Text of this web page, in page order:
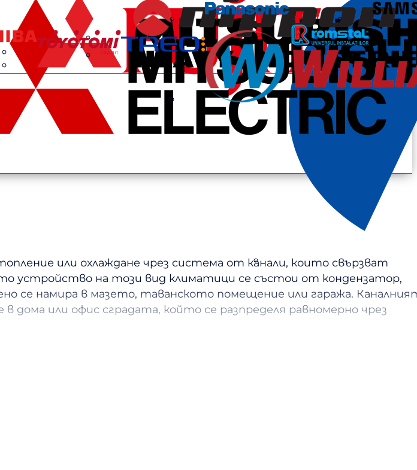
или охлаждане чрез система от канали, които свързват
устройство на този вид климатици се състои от кондензатор,
се намира в мазето, таванското помещение или гаража.
дома или офис сградата, който се разпределя равномерно чрез